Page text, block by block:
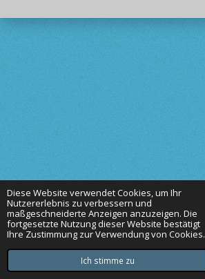
Diese Website verwendet Cookies, um Ihr
Nutzererlebnis zu verbessern und
maßgeschneiderte Anzeigen anzuzeigen. Die
fortgesetzte Nutzung dieser Website bestätigt
Ihre Zustimmung zur Verwendung von Cookies.
Ich stimme zu
Mit Unterstützung von Webador